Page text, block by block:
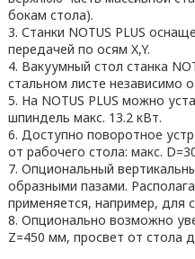
бокам стола).
Станки NOTUS PLUS
передачей по осям X,Y.
Вакуумный стол станка
стальном листе независимо
На NOTUS PLUS можно
шпиндель макс. 13.2 кВт.
Доступно поворотное
от рабочего стола: макс.
Опциональный
образными пазами.
применяется, например, для
Опционально возможно
Z=450 мм, просвет от стола